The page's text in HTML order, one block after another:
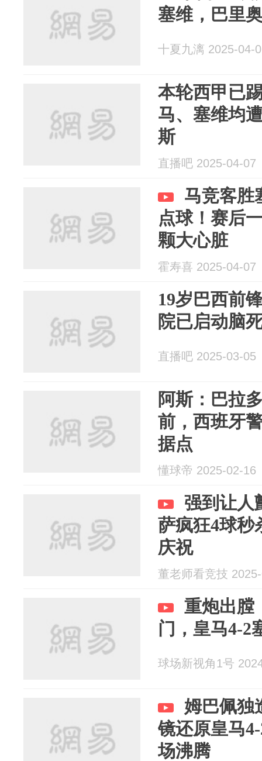
塞维，巴里
十夏九漓 2025-04-
本轮西甲已
马、塞维均
斯
直播吧 2025-04-07
马竞客胜
点球！赛后
颗大心脏
霍寿喜 2025-04-07
19岁巴西前
院已启动脑
直播吧 2025-03-05
阿斯：巴拉
前，西班牙
据点
懂球帝 2025-02-16
强到让人
萨疯狂4球秒
庆祝
董老师看竞技
重炮出膛
门，皇马4-2
球场新视角1号
姆巴佩独
镜还原皇马
场沸腾